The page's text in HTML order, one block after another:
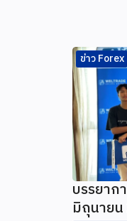
ข่าว Forex
บรรยาก
มิถุนาย